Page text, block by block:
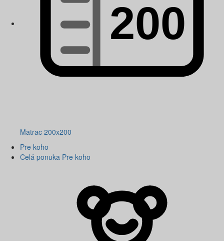
Matrac 200x200
Pre koho
Celá ponuka Pre koho